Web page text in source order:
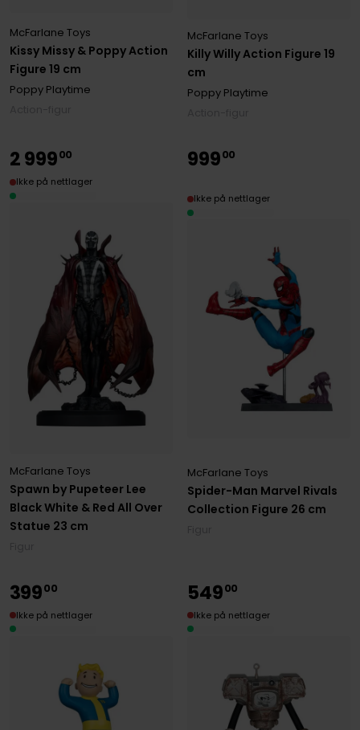
Kissy Missy & Poppy Action
Figure 19 cm
McFarlane Toys
Poppy Playtime
Killy Willy Action Figure 19
cm
McFarlane Toys
Poppy Playtime
Spawn by Pupeteer Lee
Black White & Red All Over
Statue 23 cm
McFarlane Toys
299900
Ikke på nettlager
Spider-Man Marvel Rivals
Collection Figure 26 cm
McFarlane Toys
99900
Ikke på nettlager
39900
Ikke på nettlager
54900
Ikke på nettlager